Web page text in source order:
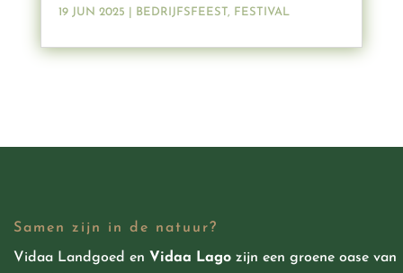
19 JUN 2025 BEDRIJFSFEEST, FESTIVAL
Samen zijn in de natuur?
Vidaa Landgoed en Vidaa Lago zijn een groene oase van